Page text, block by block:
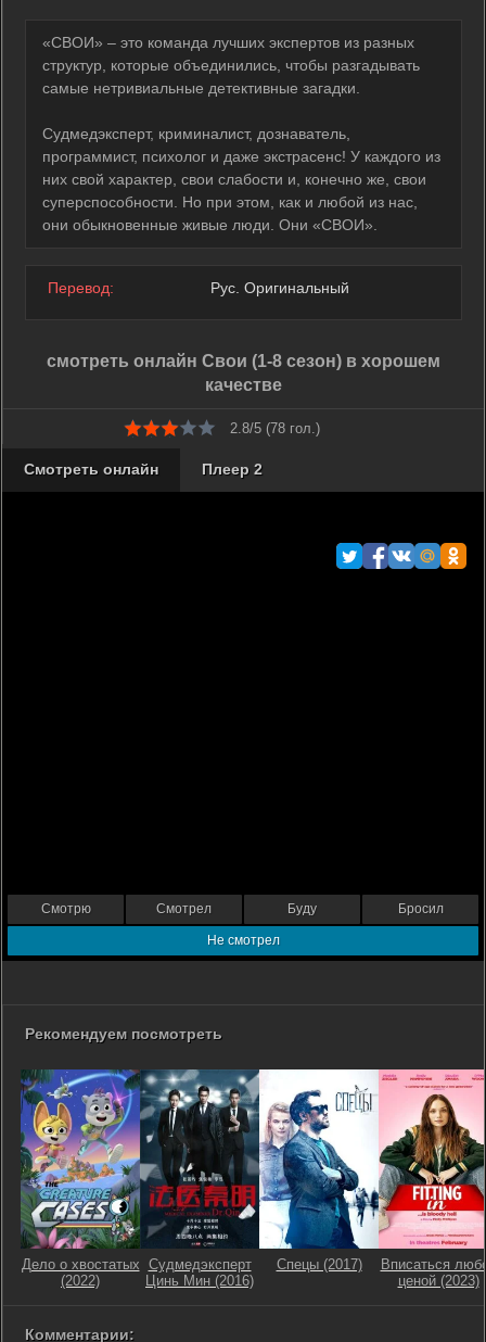
«СВОИ» – это команда лучших экспертов из разных
структур, которые объединились, чтобы разгадывать
самые нетривиальные детективные загадки.
Судмедэксперт, криминалист, дознаватель,
программист, психолог и даже экстрасенс! У каждого из
них свой характер, свои слабости и, конечно же, свои
суперспособности. Но при этом, как и любой из нас,
они обыкновенные живые люди. Они «СВОИ».
Перевод: Рус. Оригинальный
смотреть онлайн Свои (1-8 сезон) в хорошем
качестве
2.8/5 (78 гол.)
Смотреть онлайн Плеер 2
Смотрю Смотрел Буду Бросил
Не смотрел
Рекомендуем посмотреть
Дело о хвостатых
(2022)
Судмедэксперт
Цинь Мин (2016)
Спецы (2017)
Вписаться
ценой (2023)
Комментарии: